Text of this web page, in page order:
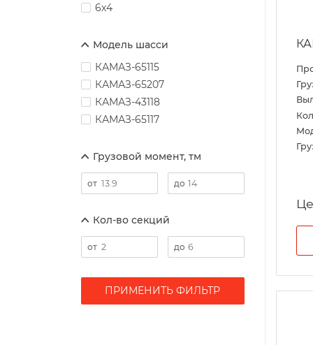
6х4
Модель шасси
КАМАЗ-65115
КАМАЗ-65207
КАМАЗ-43118
КАМАЗ-65117
Грузовой момент, тм
Кол-во секций
ПРИМЕНИТЬ ФИЛЬТР